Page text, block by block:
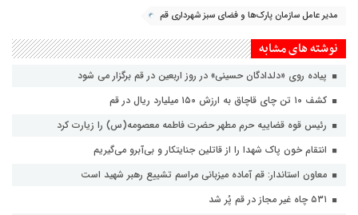
مدیر عامل سازمان پارک‌ها و فضای سبز شهرداری قم
نوشته های مشابه
پیاده روی «دلدادگان حسینی» در روز اربعین در قم برگزار می شود
کشف ۱۰ تن چای قاچاق به ارزش ۱۵۰ میلیارد ریال در قم
رئیس قوه قضاییه حرم مطهر حضرت فاطمه معصومه(س) را زیارت کرد
انتقام خون پاک شهدا را از قاتلین جنایتکار و بی‌آبرو می‌گیریم
معاون استاندار: قم آماده میزبانی مراسم تشییع رهبر شهید است